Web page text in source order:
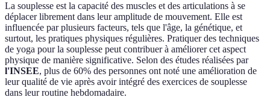
La souplesse est la capacité des muscles et des articulations à se
déplacer librement dans leur amplitude de mouvement. Elle est
influencée par plusieurs facteurs, tels que l'âge, la génétique, et
surtout, les pratiques physiques régulières. Pratiquer des techniques
de yoga pour la souplesse peut contribuer à améliorer cet aspect
physique de manière significative. Selon des études réalisées par
l'INSEE, plus de 60% des personnes ont noté une amélioration de
leur qualité de vie après avoir intégré des exercices de souplesse
dans leur routine hebdomadaire.